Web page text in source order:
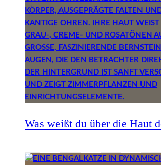
Was weißt du über die Haut